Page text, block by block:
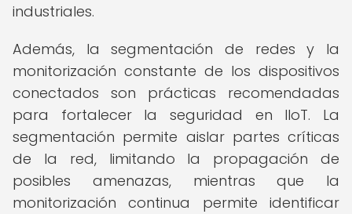
industriales.
Además, la segmentación de redes y la
monitorización constante de los dispositivos
conectados son prácticas recomendadas
para fortalecer la seguridad en IIoT. La
segmentación permite aislar partes críticas
de la red, limitando la propagación de
posibles amenazas, mientras que la
monitorización continua permite identificar